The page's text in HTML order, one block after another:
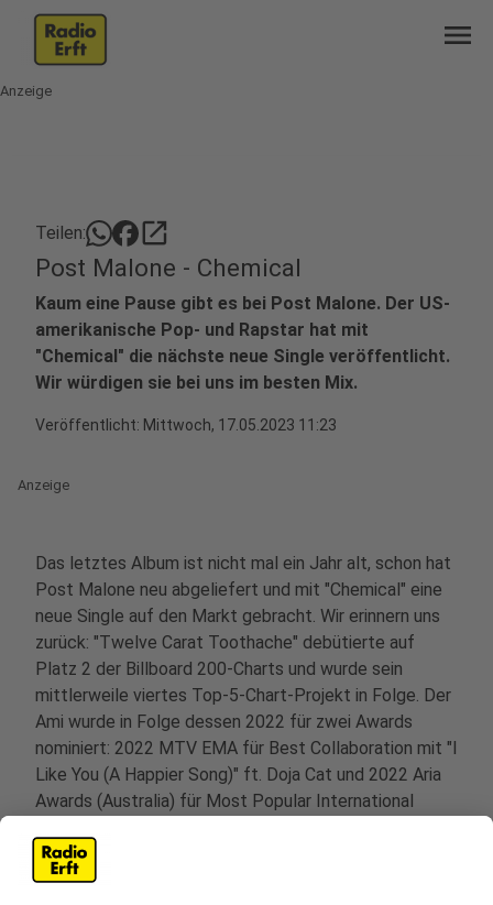
menu
Anzeige
Teilen: open_in_new
Post Malone - Chemical
Kaum eine Pause gibt es bei Post Malone. Der US-
amerikanische Pop- und Rapstar hat mit
"Chemical" die nächste neue Single veröffentlicht.
Wir würdigen sie bei uns im besten Mix.
Veröffentlicht: Mittwoch, 17.05.2023 11:23
Anzeige
Das letztes Album ist nicht mal ein Jahr alt, schon hat
Post Malone neu abgeliefert und mit "Chemical" eine
neue Single auf den Markt gebracht. Wir erinnern uns
zurück: "Twelve Carat Toothache" debütierte auf
Platz 2 der Billboard 200-Charts und wurde sein
mittlerweile viertes Top-5-Chart-Projekt in Folge. Der
Ami wurde in Folge dessen 2022 für zwei Awards
nominiert: 2022 MTV EMA für Best Collaboration mit "I
Like You (A Happier Song)" ft. Doja Cat und 2022 Aria
Awards (Australia) für Most Popular International
Wie für das Multitalent üblich, definiert Post Malone